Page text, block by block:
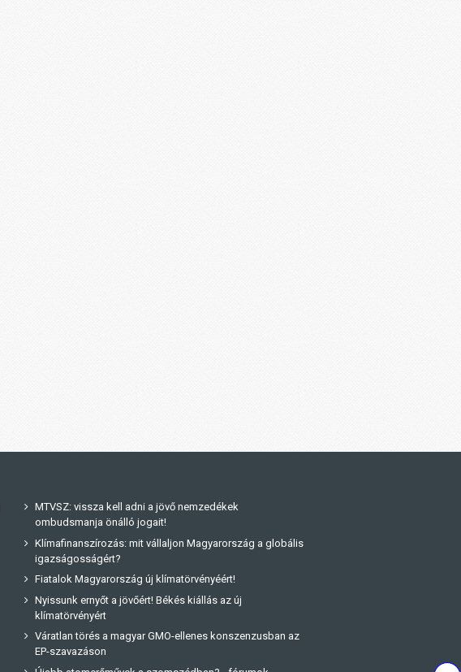
MTVSZ: vissza kell adni a jövő nemzedékek
ombudsmanja önálló jogait!
Klímafinanszírozás: mit vállaljon Magyarország a globális
igazságosságért?
Fiatalok Magyarország új klímatörvényéért!
Nyissunk ernyőt a jövőért! Békés kiállás az új
klímatörvényért
Váratlan törés a magyar GMO-ellenes konszenzusban az
EP-szavazáson